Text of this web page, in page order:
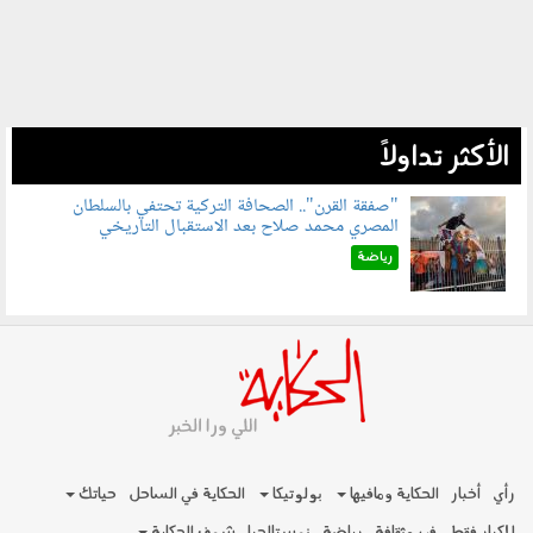
الأكثر تداولاً
070801.jpg
"صفقة القرن".. الصحافة التركية تحتفي بالسلطان
المصري محمد صلاح بعد الاستقبال التاريخي
رياضة
رأي أخبار الحكاية ومافيها بولوتيكا الحكاية في الساحل
حياتك